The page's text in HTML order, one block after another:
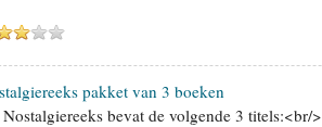
pakket van 3 boeken
Nostalgiereeks bevat de volgende 3 titels:<br/